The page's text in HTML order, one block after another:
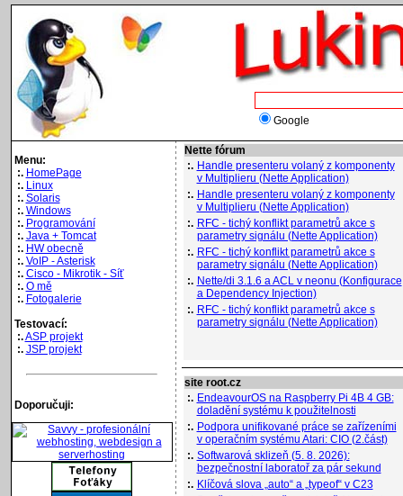
Google
Menu:
:. HomePage
:. Linux
:. Solaris
:. Windows
:. Programování
:. Java + Tomcat
:. HW obecně
:. VoIP - Asterisk
:. Cisco - Mikrotik - Síť
:. O mě
:. Fotogalerie
Testovací:
:.ASP projekt
:. JSP projekt
Doporučuji:
Nette fórum
:. Handle presenteru volaný z komponenty
v Multiplieru (Nette Application)
:. Handle presenteru volaný z komponenty
v Multiplieru (Nette Application)
:. RFC - tichý konflikt parametrů akce s
parametry signálu (Nette Application)
:. RFC - tichý konflikt parametrů akce s
parametry signálu (Nette Application)
:. Nette/di 3.1.6 a ACL v neonu (Konfigurace
a Dependency Injection)
:. RFC - tichý konflikt parametrů akce s
parametry signálu (Nette Application)
site root.cz
:. EndeavourOS na Raspberry Pi 4B 4 GB:
doladění systému k použitelnosti
:. Podpora unifikované práce se zařízeními
v operačním systému Atari: CIO (2.část)
:. Softwarová sklizeň (5. 8. 2026):
bezpečnostní laboratoř za pár sekund
:. Klíčová slova „auto“ a „typeof“ v C23